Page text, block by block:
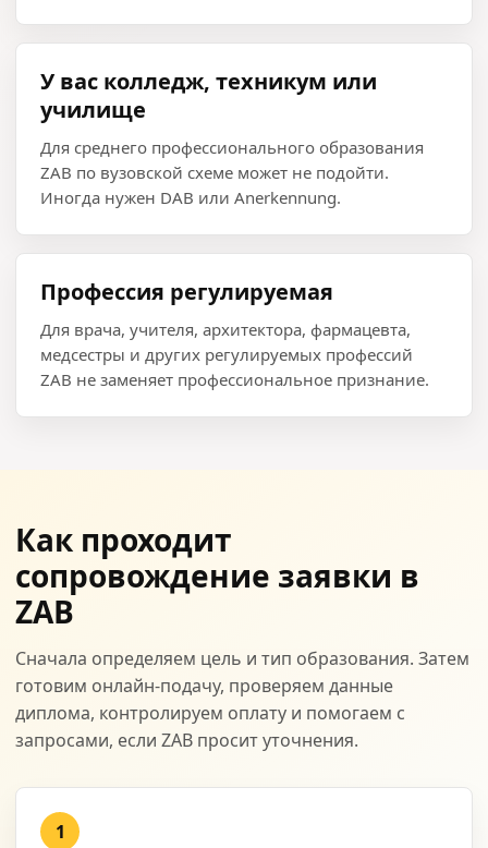
У вас колледж, техникум или
училище
Для среднего профессионального образования
ZAB по вузовской схеме может не подойти.
Иногда нужен DAB или Anerkennung.
Профессия регулируемая
Для врача, учителя, архитектора, фармацевта,
медсестры и других регулируемых профессий
ZAB не заменяет профессиональное признание.
Как проходит
сопровождение заявки в
ZAB
Сначала определяем цель и тип образования. Затем
готовим онлайн-подачу, проверяем данные
диплома, контролируем оплату и помогаем с
запросами, если ZAB просит уточнения.
1